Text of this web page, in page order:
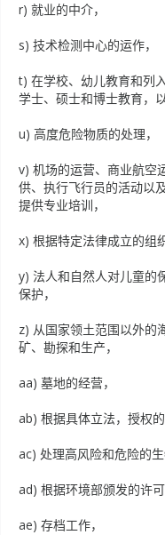
r) 就业的中介，
s) 技术检测中心的运作，
t) 在学校、幼儿教育和列
学士、硕士和博士教育，
u) 高度危险物质的处理，
v) 机场的运营、商业航空
供、执行飞行员的活动以
提供专业培训，
x) 根据特定法律成立的组
y) 法人和自然人对儿童的
保护，
z) 从国家领土范围以外的
矿、勘探和生产，
aa) 墓地的经营，
ab) 根据具体立法，授权的
ac) 处理高风险和危险的生
ad) 根据环境部颁发的许
ae) 存档工作，